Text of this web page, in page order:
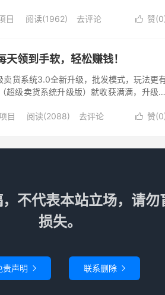
 赞(0
目 阅读(1962) 去评论
领到手软，轻松赚钱！
货系统3.0全新升级，批发模式，玩法更
级卖货系统升级版）就收获满满，升级为
 赞(0
目 阅读(2088) 去评论
不代表本站立场，请
损失。
责声明  联系删除 